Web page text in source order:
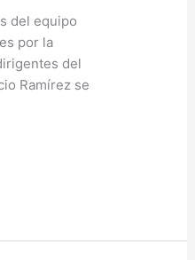
del equipo
por la
del
Ramírez se